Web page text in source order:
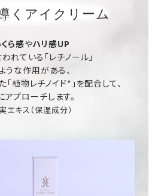
くアイクリーム
ら感やハリ感UP
れている「レチノール」
うな作用がある、
植物レチノイド*」を配合して、
アプローチします。
エキス（保湿成分）